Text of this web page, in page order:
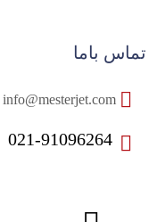
تماس باما
021-91096264